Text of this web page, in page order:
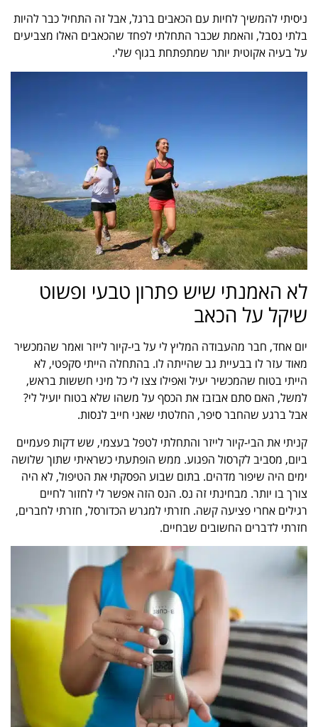
ניסיתי להמשיך לחיות עם הכאבים ברגל, אבל זה התחיל כבר להיות
בלתי נסבל, והאמת שכבר התחלתי לפחד שהכאבים האלו מצביעים
על בעיה אקוטית יותר שמתפתחת בגוף שלי.
לא האמנתי שיש פתרון טבעי ופשוט
שיקל על הכאב
יום אחד, חבר מהעבודה המליץ לי על בי-קיור לייזר ואמר שהמכשיר
מאוד עזר לו בבעיית גב שהייתה לו. בהתחלה הייתי סקפטי, לא
הייתי בטוח שהמכשיר יעיל ואפילו צצו לי כל מיני חששות בראש,
למשל, האם סתם אבזבז את הכסף על משהו שלא בטוח יועיל לי?
אבל ברגע שהחבר סיפר, החלטתי שאני חייב לנסות.
קניתי את הבי-קיור לייזר והתחלתי לטפל בעצמי, שש דקות פעמיים
ביום, מסביב לקרסול הפגוע. ממש הופתעתי כשראיתי שתוך שלושה
ימים היה שיפור מדהים. בתום שבוע הפסקתי את הטיפול, לא היה
צורך בו יותר. מבחינתי זה נס. הנס הזה אפשר לי לחזור לחיים
רגילים אחרי פציעה קשה. חזרתי למגרש הכדורסל, חזרתי לחברים,
חזרתי לדברים החשובים שבחיים.